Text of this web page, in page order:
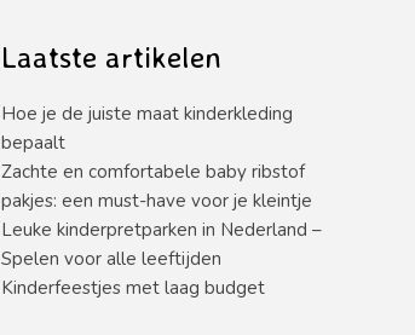
Laatste artikelen
Hoe je de juiste maat kinderkleding
bepaalt
Zachte en comfortabele baby ribstof
pakjes: een must-have voor je kleintje
Leuke kinderpretparken in Nederland –
Spelen voor alle leeftijden
Kinderfeestjes met laag budget